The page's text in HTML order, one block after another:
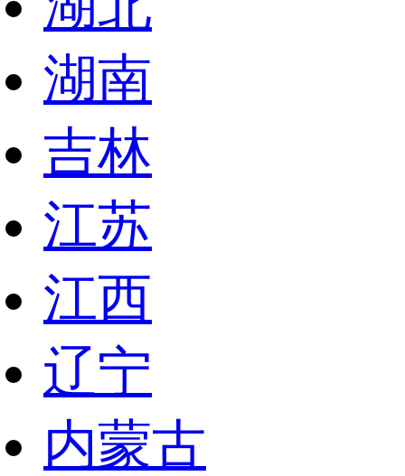
湖南
吉林
江苏
江西
辽宁
内蒙古